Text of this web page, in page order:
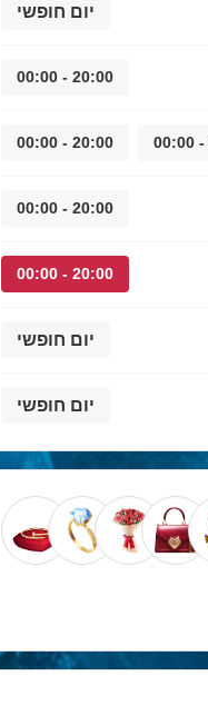
יום חופשי
20:00 - 00:00
20:00 - 00:00
20:00 - 00:00
20:00 - 00:00
יום חופשי
יום חופשי